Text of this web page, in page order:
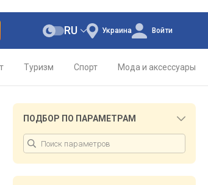
Украина
RU Войти
Туризм Спорт Мода и аксессуары
ПОДБОР ПО ПАРАМЕТРАМ